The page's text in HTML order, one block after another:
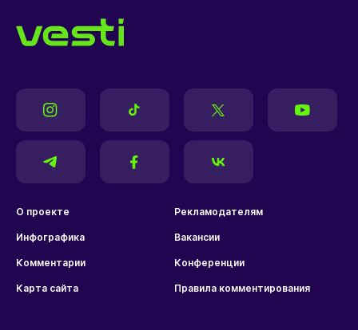
О проекте Рекламодателям
Инфографика Вакансии
Комментарии Конференции
Карта сайта Правила комментирования